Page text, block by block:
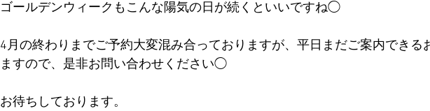
ゴールデンウィークもこんな陽気の日が続くといいですね◯
4月の終わりまでご予約大変混み合っておりますが、平日まだご案内できる
ますので、是非お問い合わせください◯
お待ちしております。